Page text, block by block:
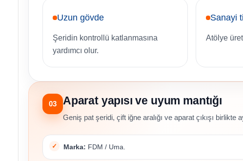
Uzun gövde
Şeridin kontrollü katlanmasına
yardımcı olur.
Sanayi
Atölye
03 Aparat yapısı ve uyum mantığı
Geniş pat şeridi, çift iğne aralığı ve aparat çıkışı birlikte
Marka: FDM / Uma.